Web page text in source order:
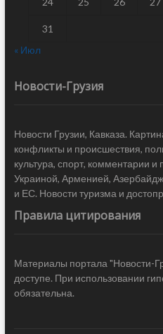
31
« Июл
Новости-Грузия
Новости Грузии, Кавказа.
конфликты и происшествия,
культура, спорт, комментарии
Украиной, Арменией,
и ЕС. Новости туризма и
Правила цитирования
Материалы портала "Новости-
доступе. При использовании
обязательна.